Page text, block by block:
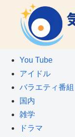
You Tube
アイドル
バラエティ番組
国内
雑学
ドラマ